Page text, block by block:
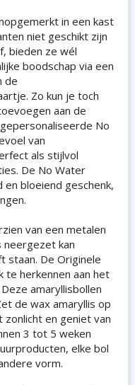
in een kast
niet geschikt zijn
bieden ze wél
boodschap via een
de
Zo kun je toch
aan de
No
van
als stijlvol
De No Water
bloeiend geschenk,
van een metalen
neergezet kan
staan. De Originele
te herkennen aan het
amaryllisbollen
de wax amaryllis op
zonlicht en geniet van
3 tot 5 weken
elke bol
vorm.